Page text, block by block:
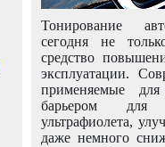
Тонирование
сегодня не
средство
эксплуатации.
применяемые
барьером для
ультрафиолета,
даже немного